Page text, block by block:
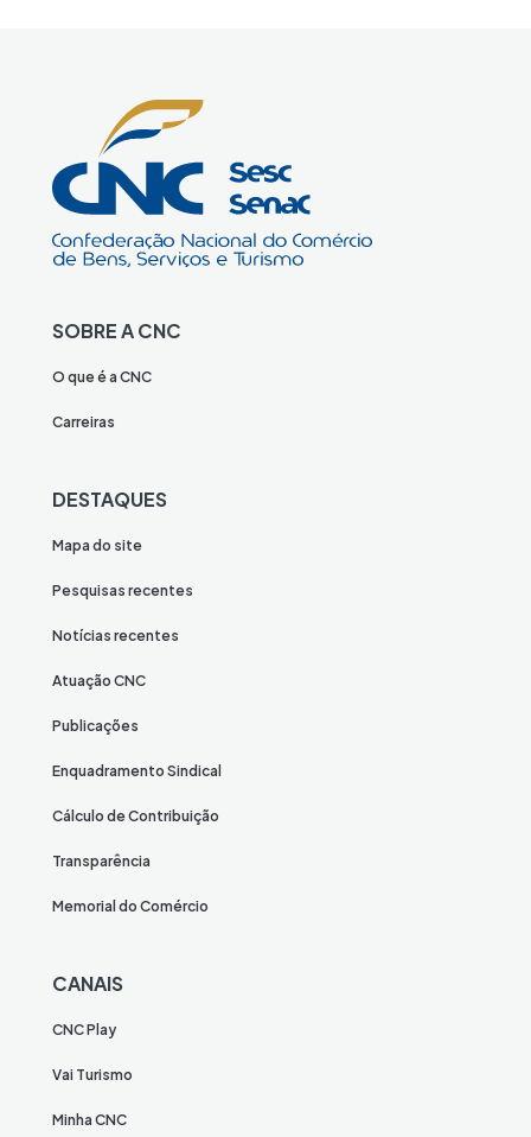
SOBRE A CNC
O que é a CNC
Carreiras
DESTAQUES
Mapa do site
Pesquisas recentes
Notícias recentes
Atuação CNC
Publicações
Enquadramento Sindical
Cálculo de Contribuição
Transparência
Memorial do Comércio
CANAIS
CNC Play
Vai Turismo
Minha CNC